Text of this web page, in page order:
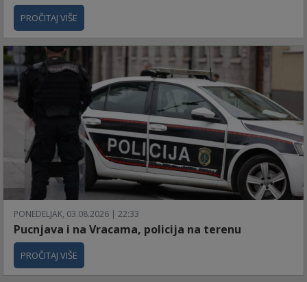
PROČITAJ VIŠE
PONEDELJAK, 03.08.2026 | 22:33
Pucnjava i na Vracama, policija na terenu
PROČITAJ VIŠE